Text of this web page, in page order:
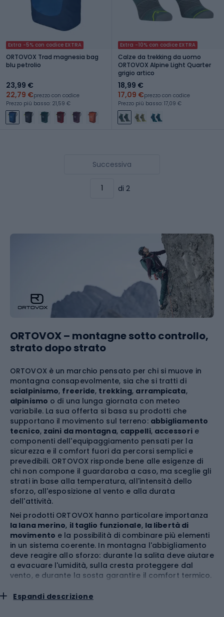
Extra -5% con codice EXTRA
ORTOVOX Trad magnesia bag
blu petrolio
23,99 €
22,79 €prezzo con codice
Prezzo più basso: 21,59 €
Extra -10% con codice EXTRA
Calze da trekking da uomo
ORTOVOX Alpine Light Quarter
grigio artico
18,99 €
17,09 €prezzo con codice
Prezzo più basso: 17,09 €
Successiva
di 2
ORTOVOX – montagne sotto controllo,
strato dopo strato
ORTOVOX è un marchio pensato per chi si muove in
montagna consapevolmente, sia che si tratti di
scialpinismo, freeride, trekking, arrampicata,
alpinismo o di una lunga giornata con meteo
variabile. La sua offerta si basa su prodotti che
supportano il movimento sul terreno: abbigliamento
tecnico, zaini da montagna, cappelli, accessorie
componenti dell'equipaggiamento pensati per la
sicurezza e il comfort fuori da percorsi semplici e
prevedibili. ORTOVOX risponde bene alle esigenze di
chi non compone il guardaroba a caso, ma sceglie gli
strati in base alla temperatura, all'intensità dello
sforzo, all'esposizione al vento e alla durata
dell'attività.
Nei prodotti ORTOVOX hanno particolare importanza
la lana merino, il taglio funzionale, la libertà di
movimento e la possibilità di combinare più elementi
in un sistema coerente. In montagna l'abbigliamento
deve reagire allo sforzo: durante la salita deve aiutare
a evacuare l'umidità, sulla cresta proteggere dal
vento, e durante la sosta garantire il comfort termico.
contesto d'uso. Una giacca diversa serve a chi parte
Espandi descrizione